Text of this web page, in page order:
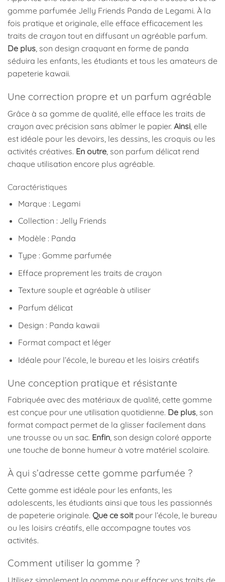
gomme parfumée Jelly Friends Panda de Legami. À la
fois pratique et originale, elle efface efficacement les
traits de crayon tout en diffusant un agréable parfum.
De plus, son design craquant en forme de panda
séduira les enfants, les étudiants et tous les amateurs de
papeterie kawaii.
Une correction propre et un parfum agréable
Grâce à sa gomme de qualité, elle efface les traits de
crayon avec précision sans abîmer le papier. Ainsi , elle
est idéale pour les devoirs, les dessins, les croquis ou les
activités créatives. En outre , son parfum délicat rend
chaque utilisation encore plus agréable.
Caractéristiques
Marque : Legami
Collection : Jelly Friends
Modèle : Panda
Type : Gomme parfumée
Efface proprement les traits de crayon
Texture souple et agréable à utiliser
Parfum délicat
Design : Panda kawaii
Format compact et léger
Idéale pour l’école, le bureau et les loisirs créatifs
Une conception pratique et résistante
Fabriquée avec des matériaux de qualité, cette gomme
est conçue pour une utilisation quotidienne. De plus, son
format compact permet de la glisser facilement dans
une trousse ou un sac. Enfin, son design coloré apporte
une touche de bonne humeur à votre matériel scolaire.
À qui s’adresse cette gomme parfumée ?
Cette gomme est idéale pour les enfants, les
adolescents, les étudiants ainsi que tous les passionnés
de papeterie originale. Que ce soitpour l’école, le bureau
ou les loisirs créatifs, elle accompagne toutes vos
activités.
Comment utiliser la gomme ?